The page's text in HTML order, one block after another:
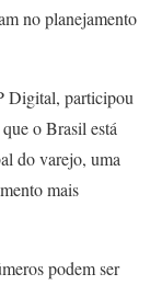
no planejamento
Digital, participou
o Brasil está
do varejo, uma
mais
podem ser